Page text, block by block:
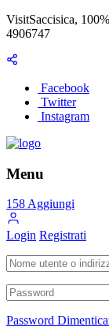
VisitSaccisica,
4906747
Facebook
Twitter
Instagram
Menu
158Aggiungi
Login Registrati
Password